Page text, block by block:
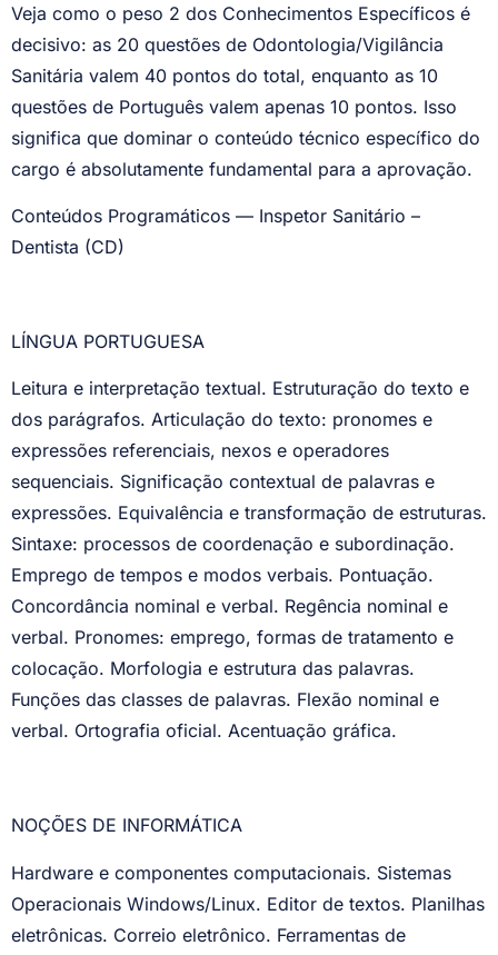
Veja como o peso 2 dos Conhecimentos Específicos é
decisivo: as 20 questões de Odontologia/Vigilância
Sanitária valem 40 pontos do total, enquanto as 10
questões de Português valem apenas 10 pontos. Isso
significa que dominar o conteúdo técnico específico do
cargo é absolutamente fundamental para a aprovação.
Conteúdos Programáticos — Inspetor Sanitário –
Dentista (CD)
LÍNGUA PORTUGUESA
Leitura e interpretação textual. Estruturação do texto e
dos parágrafos. Articulação do texto: pronomes e
expressões referenciais, nexos e operadores
sequenciais. Significação contextual de palavras e
expressões. Equivalência e transformação de estruturas.
Sintaxe: processos de coordenação e subordinação.
Emprego de tempos e modos verbais. Pontuação.
Concordância nominal e verbal. Regência nominal e
verbal. Pronomes: emprego, formas de tratamento e
colocação. Morfologia e estrutura das palavras.
Funções das classes de palavras. Flexão nominal e
verbal. Ortografia oficial. Acentuação gráfica.
NOÇÕES DE INFORMÁTICA
Hardware e componentes computacionais. Sistemas
Operacionais Windows/Linux. Editor de textos. Planilhas
eletrônicas. Correio eletrônico. Ferramentas de